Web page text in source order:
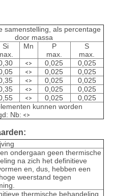
samenstelling, als percentage
door massa
Si
Mn
P
max.
S
max.
<> 0,025
0,025
<> 0,025
0,025
<> 0,025
0,025
<> 0,025
0,025
<> 0,025
0,025
kunnen worden
Nb: <>
ondergaan geen thermische
na zich het definitieve
en, dus, hebben een
weerstand tegen
thermische behandeling